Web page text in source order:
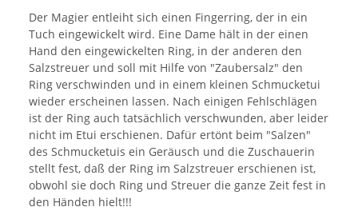
Der Magier entleiht sich einen Fingerring, der in ein
Tuch eingewickelt wird. Eine Dame hält in der einen
Hand den eingewickelten Ring, in der anderen den
Salzstreuer und soll mit Hilfe von "Zaubersalz" den
Ring verschwinden und in einem kleinen Schmucketui
wieder erscheinen lassen. Nach einigen Fehlschlägen
ist der Ring auch tatsächlich verschwunden, aber leider
nicht im Etui erschienen. Dafür ertönt beim "Salzen"
des Schmucketuis ein Geräusch und die Zuschauerin
stellt fest, daß der Ring im Salzstreuer erschienen ist,
obwohl sie doch Ring und Streuer die ganze Zeit fest in
den Händen hielt!!!